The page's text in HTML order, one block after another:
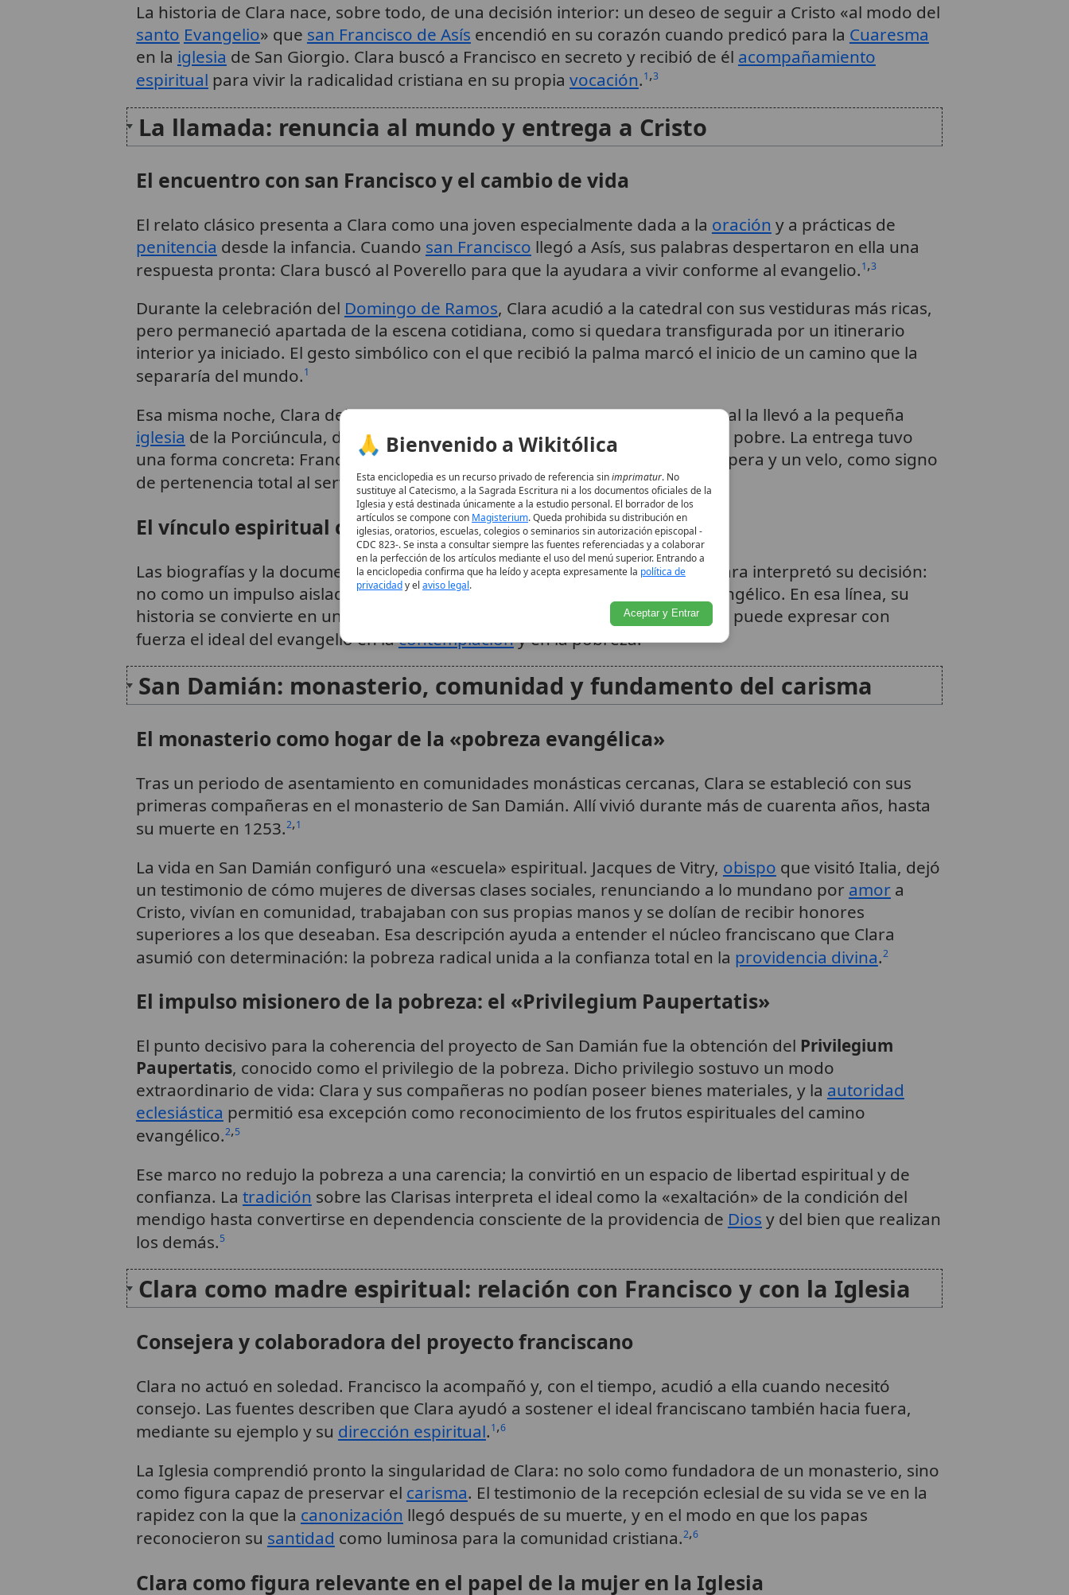
La historia de Clara nace, sobre todo, de una decisión interior: un deseo de seguir a Cristo «al modo del
santo Evangelio» que san Francisco de Asís encendió en su corazón cuando predicó para la Cuaresma
en la iglesia de San Giorgio. Clara buscó a Francisco en secreto y recibió de él acompañamiento
espiritual para vivir la radicalidad cristiana en su propia vocación.1,3
La llamada: renuncia al mundo y entrega a Cristo
El encuentro con san Francisco y el cambio de vida
El relato clásico presenta a Clara como una joven especialmente dada a la oración y a prácticas de
penitencia desde la infancia. Cuando san Francisco llegó a Asís, sus palabras despertaron en ella una
respuesta pronta: Clara buscó al Poverello para que la ayudara a vivir conforme al evangelio.1,3
Durante la celebración del Domingo de Ramos, Clara acudió a la catedral con sus vestiduras más ricas,
pero permaneció apartada de la escena cotidiana, como si quedara transfigurada por un itinerario
interior ya iniciado. El gesto simbólico con el que recibió la palma marcó el inicio de un camino que la
separaría del mundo.1
Esa misma noche, Clara dejó en secreto la casa paterna. El itinerario espiritual la llevó a la pequeña
iglesia de la Porciúncula, donde se despojó de sus bienes y recibió un hábito pobre. La entrega tuvo
una forma concreta: Francisco le cortó el cabello y la vistió con una túnica áspera y un velo, como signo
de pertenencia total al servicio deJesucristo.1,3 ,4
El vínculo espiritual con la tradición evangélica
Las biografías y la documentación de la Iglesia describen el modo en que Clara interpretó su decisión:
no como un impulso aislado, sino como la adopción de un estilo de vida evangélico. En esa línea, su
historia se convierte en un testimonio eclesial de cómo la
vocaciónfemenina puede expresar con
fuerza el ideal del evangelio en lacontemplacióny en la pobreza.
San Damián: monasterio, comunidad y fundamento del carisma
El monasterio como hogar de la «pobreza evangélica»
Tras un periodo de asentamiento en comunidades monásticas cercanas, Clara se estableció con sus
primeras compañeras en el monasterio de San Damián. Allí vivió durante más de cuarenta años, hasta
su muerte en 1253.2,1
La vida en San Damián configuró una «escuela» espiritual. Jacques de Vitry, obispo que visitó Italia, dejó
un testimonio de cómo mujeres de diversas clases sociales, renunciando a lo mundano por amora
Cristo, vivían en comunidad, trabajaban con sus propias manos y se dolían de recibir honores
superiores a los que deseaban. Esa descripción ayuda a entender el núcleo franciscano que Clara
asumió con determinación: la pobreza radical unida a la confianza total en la providencia divina.2
El impulso misionero de la pobreza: el «Privilegium Paupertatis»
El punto decisivo para la coherencia del proyecto de San Damián fue la obtención del Privilegium
Paupertatis, conocido como el privilegio de la pobreza. Dicho privilegio sostuvo un modo
extraordinario de vida: Clara y sus compañeras no podían poseer bienes materiales, y la autoridad
eclesiástica permitió esa excepción como reconocimiento de los frutos espirituales del camino
evangélico.2,5
Ese marco no redujo la pobreza a una carencia; la convirtió en un espacio de libertad espiritual y de
confianza. La tradición sobre las Clarisas interpreta el ideal como la «exaltación» de la condición del
mendigo hasta convertirse en dependencia consciente de la providencia de Dios y del bien que realizan
los demás.5
Clara como madre espiritual: relación con Francisco y con la Iglesia
Consejera y colaboradora del proyecto franciscano
Clara no actuó en soledad. Francisco la acompañó y, con el tiempo, acudió a ella cuando necesitó
consejo. Las fuentes describen que Clara ayudó a sostener el ideal franciscano también hacia fuera,
mediante su ejemplo y su dirección espiritual.1,6
La Iglesia comprendió pronto la singularidad de Clara: no solo como fundadora de un monasterio, sino
como figura capaz de preservar el carisma. El testimonio de la recepción eclesial de su vida se ve en la
rapidez con la que la canonización llegó después de su muerte, y en el modo en que los papas
reconocieron su santidad como luminosa para la comunidad cristiana.2,6
Clara como figura relevante en el papel de la mujer en la Iglesia
🙏 Bienvenido a Wikitólica
Esta enciclopedia es un recurso privado de referencia sinimprimatur. No
sustituye al Catecismo, a la Sagrada Escritura ni a los documentos oficiales de la
Iglesia y está destinada únicamente a la estudio personal. El borrador de los
artículos se compone con Magisterium. Queda prohibida su distribución en
iglesias, oratorios, escuelas, colegios o seminarios sin autorización episcopal -
CDC 823-. Se insta a consultar siempre las fuentes referenciadas y a colaborar
en la perfección de los artículos mediante el uso del menú superior. Entrando a
la enciclopedia confirma que ha leído y acepta expresamente la política de
privacidady el aviso legal.
Aceptar y Entrar